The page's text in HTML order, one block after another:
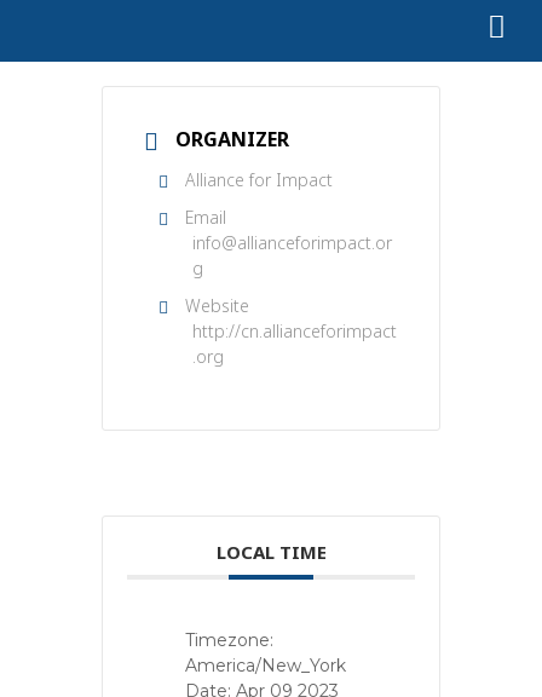
ORGANIZER
Alliance for Impact
Email
info@allianceforimpact.or
g
Website
http://cn.allianceforimpact
.org
LOCAL TIME
Timezone:
America/New_York
Date: Apr 09 2023